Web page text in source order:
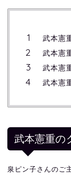
武本憲
武本憲
武本憲
武本憲
武本憲重の
泉ピン子さんのご